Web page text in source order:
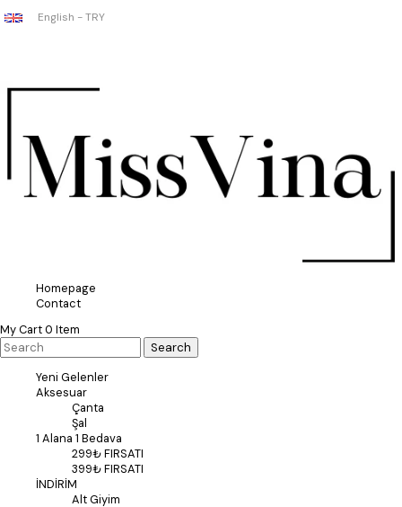
English - TRY
Homepage
Contact
My Cart0 Item
Yeni Gelenler
Aksesuar
Çanta
Şal
1 Alana 1 Bedava
299₺ FIRSATI
399₺ FIRSATI
İNDİRİM
Alt Giyim